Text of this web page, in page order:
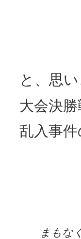
と、思い
大会決
乱入事件
まもな